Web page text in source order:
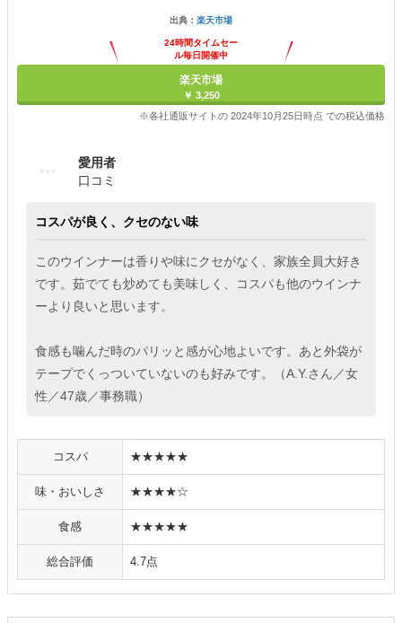
出典： 楽天市場
24時間タイムセー
ル毎日開催中
楽天市場
￥ 3,250
※各社通販サイトの 2024年10月25日時点 での税込価格
愛用者
口コミ
コスパが良く、クセのない味
このウインナーは香りや味にクセがなく、家族全員大好き
です。茹でても炒めても美味しく、コスパも他のウインナ
ーより良いと思います。
食感も噛んだ時のパリッと感が心地よいです。あと外袋が
テープでくっついていないのも好みです。（A.Y.さん／女
性／47歳／事務職）
コスパ ★★★★★
味・おいしさ ★★★★☆
食感 ★★★★★
総合評価 4.7点